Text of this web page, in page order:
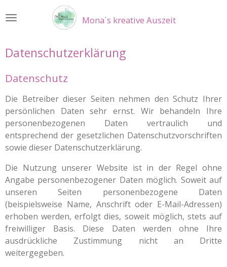
Hauptinhalt
Mona`s kreative Auszeit
Datenschutzerklärung
Datenschutz
Die Betreiber dieser Seiten nehmen den Schutz Ihrer
persönlichen Daten sehr ernst. Wir behandeln Ihre
personenbezogenen Daten vertraulich und
entsprechend der gesetzlichen Datenschutzvorschriften
sowie dieser Datenschutzerklärung.
Die Nutzung unserer Website ist in der Regel ohne
Angabe personenbezogener Daten möglich. Soweit auf
unseren Seiten personenbezogene Daten
(beispielsweise Name, Anschrift oder E-Mail-Adressen)
erhoben werden, erfolgt dies, soweit möglich, stets auf
freiwilliger Basis. Diese Daten werden ohne Ihre
ausdrückliche Zustimmung nicht an Dritte
weitergegeben.